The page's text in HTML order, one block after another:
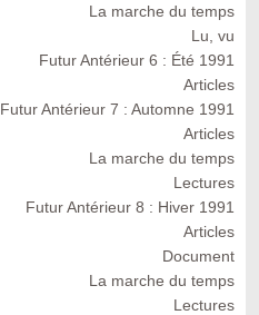
La marche du temps
Lu, vu
Futur Antérieur 6 : Été 1991
Articles
Futur Antérieur 7 : Automne 1991
Articles
La marche du temps
Lectures
Futur Antérieur 8 : Hiver 1991
Articles
Document
La marche du temps
Lectures